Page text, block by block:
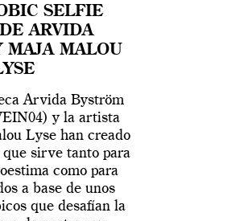
SELFIE
ARVIDA
MAJA MALOU
Arvida Byström
y la artista
Lyse han creado
sirve tanto para
como para
a base de unos
que desafían la